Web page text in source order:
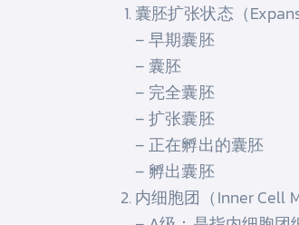
囊胚扩张状态（
– 早期囊胚
– 囊胚
– 完全囊胚
– 扩张囊胚
– 正在孵出的囊胚
– 孵出囊胚
内细胞团（Inner Cell